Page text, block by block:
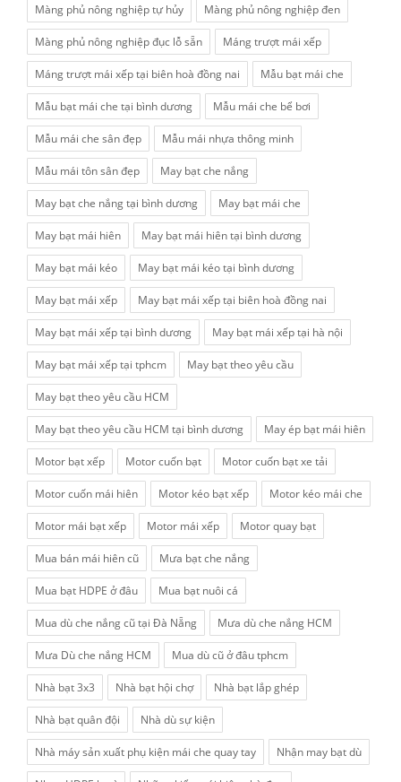
Màng phủ nông nghiệp tự hủy Màng phủ nông nghiệp đen
Màng phủ nông nghiệp đục lỗ sẵn Máng trượt mái xếp
Máng trượt mái xếp tại biên hoà đồng nai Mẫu bạt mái che
Mẫu bạt mái che tại bình dương Mẫu mái che bể bơi
Mẫu mái che sân đẹp Mẫu mái nhựa thông minh
Mẫu mái tôn sân đẹp May bạt che nắng
May bạt che nắng tại bình dương May bạt mái che
May bạt mái hiên May bạt mái hiên tại bình dương
May bạt mái kéo May bạt mái kéo tại bình dương
May bạt mái xếp May bạt mái xếp tại biên hoà đồng nai
May bạt mái xếp tại bình dương May bạt mái xếp tại hà nội
May bạt mái xếp tại tphcm May bạt theo yêu cầu
May bạt theo yêu cầu HCM
May bạt theo yêu cầu HCM tại bình dương May ép bạt mái hiên
Motor bạt xếp Motor cuốn bạt Motor cuốn bạt xe tải
Motor cuốn mái hiên Motor kéo bạt xếp Motor kéo mái che
Motor mái bạt xếp Motor mái xếp Motor quay bạt
Mua bán mái hiên cũ Mưa bạt che nắng
Mua bạt HDPE ở đâu Mua bạt nuôi cá
Mua dù che nắng cũ tại Đà Nẵng Mưa dù che nắng HCM
Mưa Dù che nắng HCM Mua dù cũ ở đâu tphcm
Nhà bạt 3x3 Nhà bạt hội chợ Nhà bạt lắp ghép
Nhà bạt quân đội Nhà dù sự kiện
Nhà máy sản xuất phụ kiện mái che quay tay Nhận may bạt dù